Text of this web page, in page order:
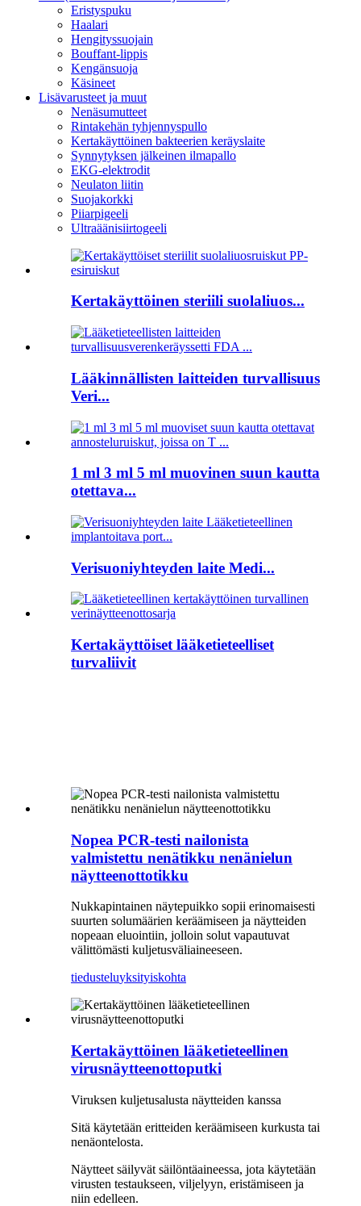
Eristyspuku
Haalari
Hengityssuojain
Bouffant-lippis
Kengänsuoja
Käsineet
Lisävarusteet ja muut
Nenäsumutteet
Rintakehän tyhjennyspullo
Kertakäyttöinen bakteerien keräyslaite
Synnytyksen jälkeinen ilmapallo
EKG-elektrodit
Neulaton liitin
Suojakorkki
Piiarpigeeli
Ultraäänisiirtogeeli
Kertakäyttöinen steriili suolaliuos...
Lääkinnällisten laitteiden turvallisuus
Veri...
1 ml 3 ml 5 ml muovinen suun kautta
otettava...
Verisuoniyhteyden laite Medi...
Kertakäyttöiset lääketieteelliset
turvaliivit
Nopea PCR-testi nailonista
valmistettu nenätikku nenänielun
näytteenottotikku
Nukkapintainen näytepuikko sopii erinomaisesti
suurten solumäärien keräämiseen ja näytteiden
nopeaan eluointiin, jolloin solut vapautuvat
välittömästi kuljetusväliaineeseen.
tiedusteluyksityiskohta
Kertakäyttöinen lääketieteellinen
virusnäytteenottoputki
Viruksen kuljetusalusta näytteiden kanssa
Sitä käytetään eritteiden keräämiseen kurkusta tai
nenäontelosta.
Näytteet säilyvät säilöntäaineessa, jota käytetään
virusten testaukseen, viljelyyn, eristämiseen ja
niin edelleen.